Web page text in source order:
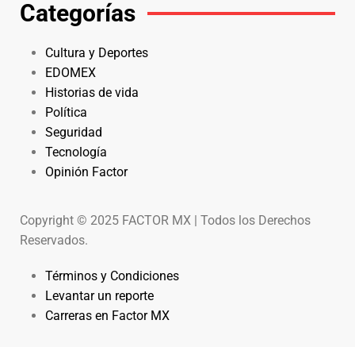
Categorías
Cultura y Deportes
EDOMEX
Historias de vida
Política
Seguridad
Tecnología
Opinión Factor
Copyright © 2025 FACTOR MX | Todos los Derechos
Reservados.
Términos y Condiciones
Levantar un reporte
Carreras en Factor MX